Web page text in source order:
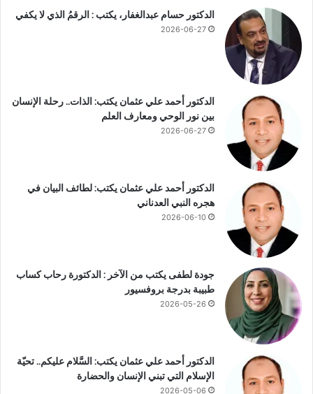
ا
ل
ج
ر
ن
ا
ر
الدكتور حسام عبدالغفار، يكتب : الرقمُ الذي لا يكفي
2026-06-27
الدكتور أحمد علي عثمان يكتب: الذات.. رحلة الإنسان
بين نور الوحي ومعارف العلم
2026-06-27
الدكتور أحمد علي عثمان يكتب: لطائف البيان في
هجره النبي العدناني
2026-06-10
جودة لطفى يكتب من الآخر : الدكتورة رحاب كساب
طبيبة بدرجة بروفسيور
2026-05-26
الدكتور أحمد علي عثمان يكتب: السَّلام عليكم.. تحيّة
الإسلام التي تبني الإنسان والحضارة
2026-05-06